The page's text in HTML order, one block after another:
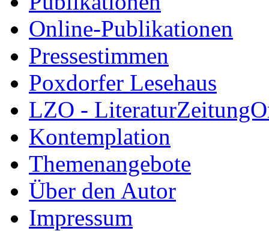
Online-Publikationen
Pressestimmen
Poxdorfer Lesehaus
LZO -
Kontemplation
Themenangebote
Über den Autor
Impressum